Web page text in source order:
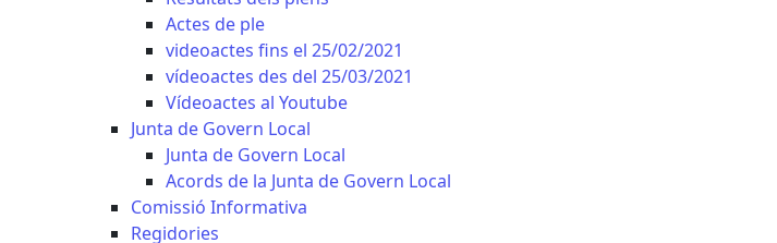
Actes de ple
videoactes fins el 25/02/2021
vídeoactes des del 25/03/2021
Vídeoactes al Youtube
Junta de Govern Local
Junta de Govern Local
Acords de la Junta de Govern Local
Comissió Informativa
Regidories